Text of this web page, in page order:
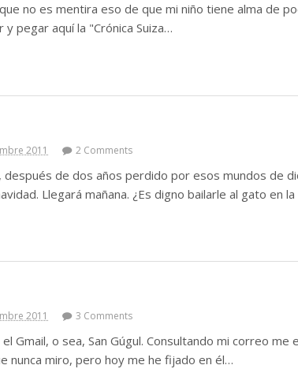
no es mentira eso de que mi niño tiene alma de
pegar aquí la "Crónica Suiza…
2011 2 Comments
después de dos años perdido por esos mundos de
Llegará mañana. ¿Es digno bailarle al gato en
2011 3 Comments
Gmail, o sea, San Gúgul. Consultando mi correo me
nunca miro, pero hoy me he fijado en él…